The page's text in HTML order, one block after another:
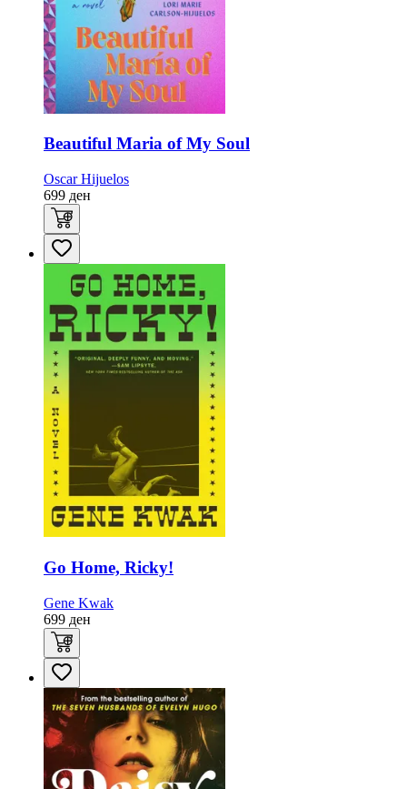
Beautiful Maria of My Soul
Oscar Hijuelos
699 ден
Go Home, Ricky!
Gene Kwak
699 ден